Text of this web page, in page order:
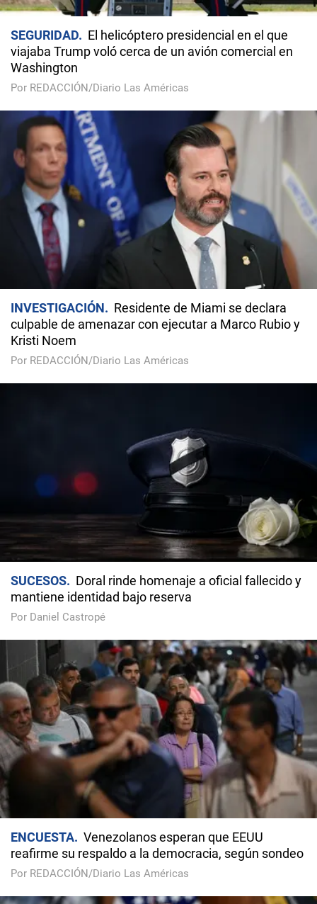
SEGURIDAD
El helicóptero presidencial en el que
viajaba Trump voló cerca de un avión comercial en
Washington
Por REDACCIÓN/Diario Las Américas
INVESTIGACIÓN
Residente de Miami se declara
culpable de amenazar con ejecutar a Marco Rubio y
Kristi Noem
Por REDACCIÓN/Diario Las Américas
SUCESOS
Doral rinde homenaje a oficial fallecido y
mantiene identidad bajo reserva
Por Daniel Castropé
ENCUESTA
Venezolanos esperan que EEUU
reafirme su respaldo a la democracia, según sondeo
Por REDACCIÓN/Diario Las Américas